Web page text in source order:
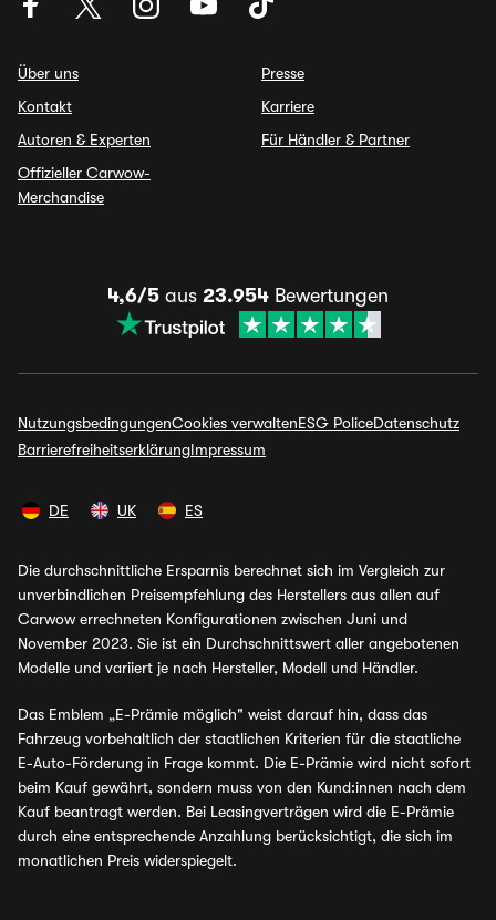
Über uns
Kontakt
Autoren & Experten
Offizieller Carwow-
Merchandise
Presse
Karriere
Für Händler & Partner
4,6/5 aus 23.954 Bewertungen
NutzungsbedingungenCookies verwaltenESG PoliceDatenschutz
BarrierefreiheitserklärungImpressum
DE UK ES
Die durchschnittliche Ersparnis berechnet sich im Vergleich zur
unverbindlichen Preisempfehlung des Herstellers aus allen auf
Carwow errechneten Konfigurationen zwischen Juni und
November 2023. Sie ist ein Durchschnittswert aller angebotenen
Modelle und variiert je nach Hersteller, Modell und Händler.
Das Emblem „E-Prämie möglich" weist darauf hin, dass das
Fahrzeug vorbehaltlich der staatlichen Kriterien für die staatliche
E-Auto-Förderung in Frage kommt. Die E-Prämie wird nicht sofort
beim Kauf gewährt, sondern muss von den Kund:innen nach dem
Kauf beantragt werden. Bei Leasingverträgen wird die E-Prämie
durch eine entsprechende Anzahlung berücksichtigt, die sich im
monatlichen Preis widerspiegelt.